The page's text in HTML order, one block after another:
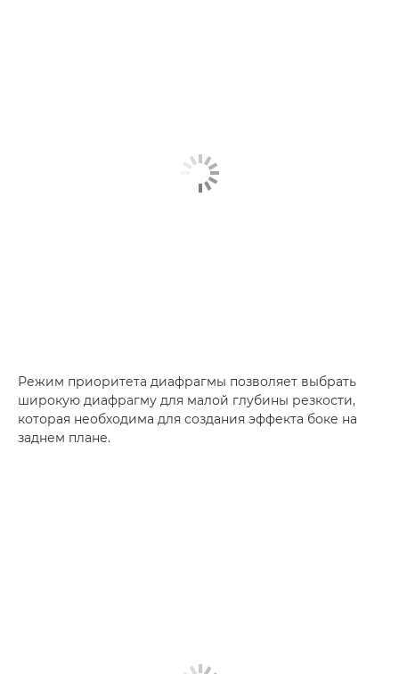
Режим приоритета диафрагмы позволяет выбрать
широкую диафрагму для малой глубины резкости,
которая необходима для создания эффекта боке на
заднем плане.